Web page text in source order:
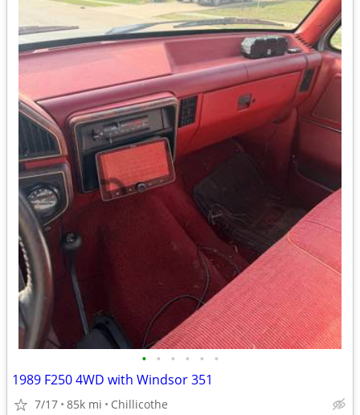
• • • • • •
1989 F250 4WD with Windsor 351
7/17 85k mi Chillicothe